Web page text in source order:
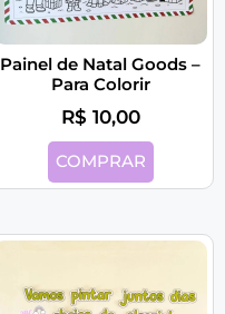
Painel de Natal Goods –
Para Colorir
R$ 10,00
COMPRAR